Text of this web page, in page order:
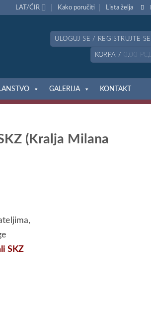
LAT/ĆIR Kako poručiti Lista želja
ULOGUJ SE / REGISTRUJTE SE
KORPA / 0.00 РСД
GALERIJA KONTAKT
(Kralja Milana
SKZ